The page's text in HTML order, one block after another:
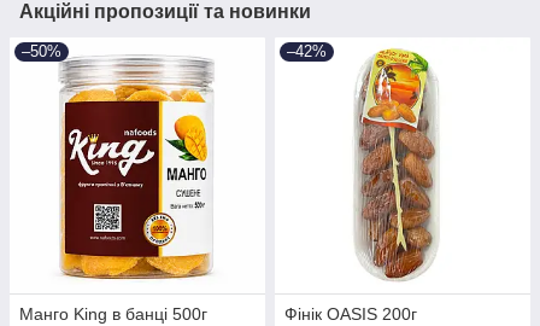
Акційні пропозиції та новинки
–50%
Манго King в банці 500г
–42%
Фінік OASIS 200г